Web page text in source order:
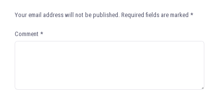
Your email address will not be published. Required fields are marked *
Comment *